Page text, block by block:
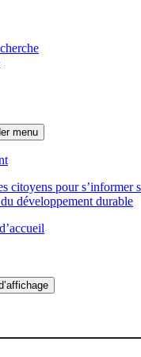
menu
citoyens pour s’informer
développement durable